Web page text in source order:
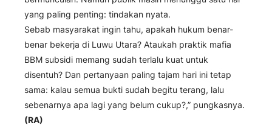
yang paling penting: tindakan nyata.
Sebab masyarakat ingin tahu, apakah hukum benar-
benar bekerja di Luwu Utara? Ataukah praktik mafia
BBM subsidi memang sudah terlalu kuat untuk
disentuh? Dan pertanyaan paling tajam hari ini tetap
sama: kalau semua bukti sudah begitu terang, lalu
sebenarnya apa lagi yang belum cukup?,” pungkasnya.
(RA)